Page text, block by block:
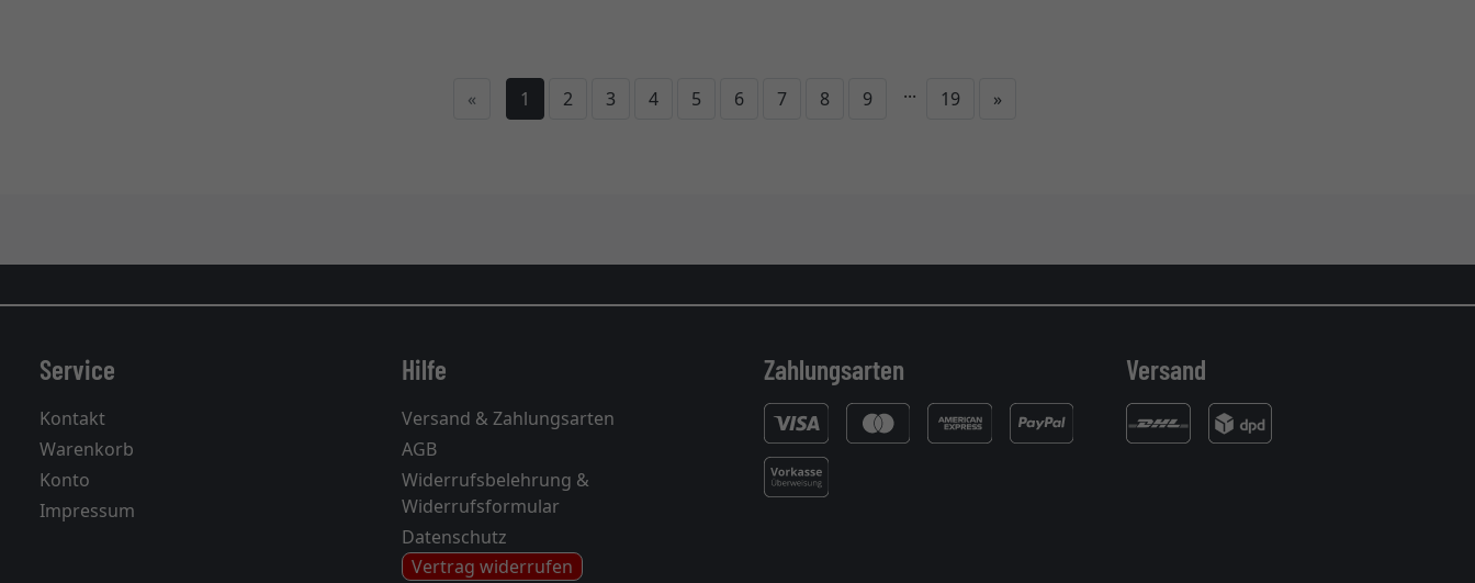
« 1 2 3 4 5 6 7 8 9 ... 19 »Weiter
Service
Kontakt
Warenkorb
Konto
Impressum
Hilfe
Versand & Zahlungsarten
AGB
Widerrufsbelehrung &
Widerrufsformular
Datenschutz
Vertrag widerrufen
Zahlungsarten Versand